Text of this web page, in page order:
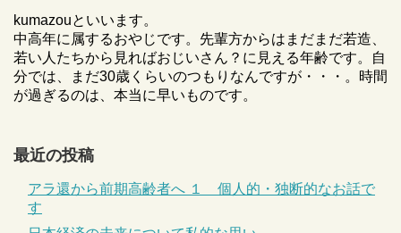
kumazouといいます。
中高年に属するおやじです。先輩方からはまだまだ若造、
若い人たちから見ればおじいさん？に見える年齢です。自
分では、まだ30歳くらいのつもりなんですが・・・。時間
が過ぎるのは、本当に早いものです。
最近の投稿
アラ還から前期高齢者へ １ 個人的・独断的なお話で
す